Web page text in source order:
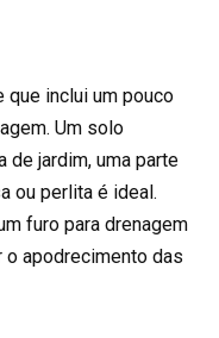
que inclui um pouco
Um solo
de jardim, uma parte
ou perlita é ideal.
furo para drenagem
o apodrecimento das